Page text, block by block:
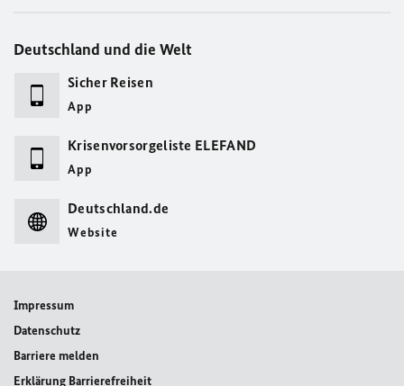
Deutschland und die Welt
Sicher Reisen
App
Krisenvorsorgeliste ELEFAND
App
Deutschland.de
Website
Impressum
Datenschutz
Barriere melden
Erklärung Barrierefreiheit